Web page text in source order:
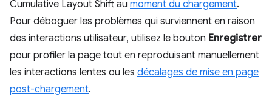
Cumulative Layout Shift au moment du chargement.
Pour déboguer les problèmes qui surviennent en raison
des interactions utilisateur, utilisez le bouton Enregistrer
pour profiler la page tout en reproduisant manuellement
les interactions lentes ou les décalages de mise en page
post-chargement.